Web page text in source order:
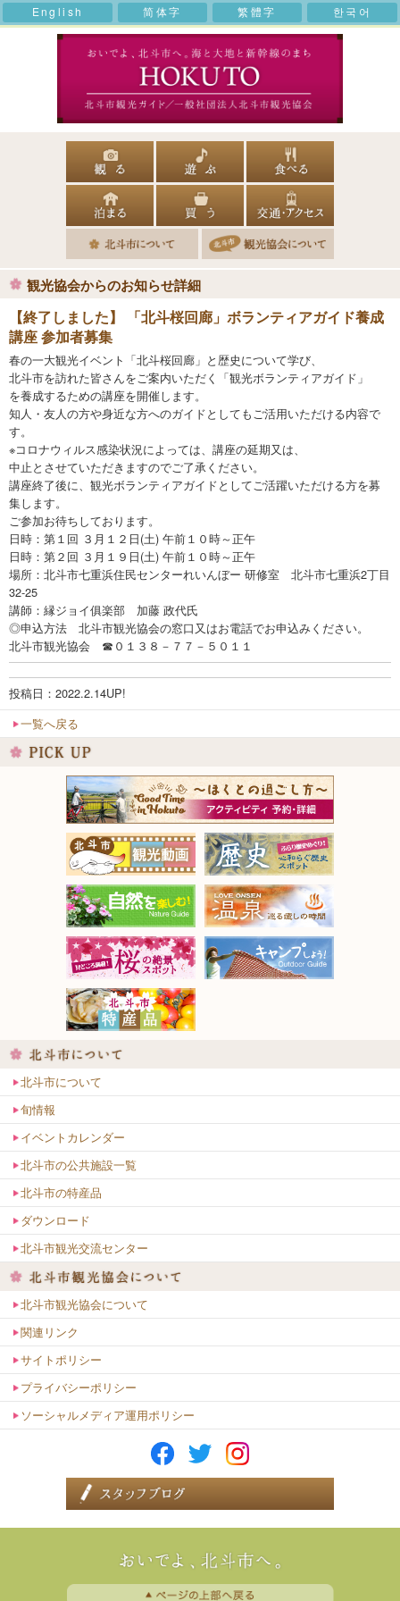
English 简体字 繁體字 한국어
観光協会からのお知らせ詳細
【終了しました】
「北斗桜回廊」ボランティアガイド養成
講座 参加者募集
春の一大観光イベント「北斗桜回廊」と歴史について学び、
北斗市を訪れた皆さんをご案内いただく「観光ボランティアガイド」
を養成するための講座を開催します。
知人・友人の方や身近な方へのガイドとしてもご活用いただける内容で
す。
※コロナウィルス感染状況によっては、講座の延期又は、
中止とさせていただきますのでご了承ください。
講座終了後に、観光ボランティアガイドとしてご活躍いただける方を募
集します。
ご参加お待ちしております。
日時：第１回 ３月１２日(土) 午前１０時～正午
日時：第２回 ３月１９日(土) 午前１０時～正午
場所：北斗市七重浜住民センターれいんぼー 研修室 北斗市七重浜2丁目
32-25
講師：縁ジョイ俱楽部 加藤 政代氏
◎申込方法 北斗市観光協会の窓口又はお電話でお申込みください。
北斗市観光協会 ☎０１３８－７７－５０１１
投稿日：2022.2.14UP!
一覧へ戻る
北斗市について
旬情報
イベントカレンダー
北斗市の公共施設一覧
北斗市の特産品
ダウンロード
北斗市観光交流センター
北斗市観光協会について
関連リンク
サイトポリシー
プライバシーポリシー
ソーシャルメディア運用ポリシー